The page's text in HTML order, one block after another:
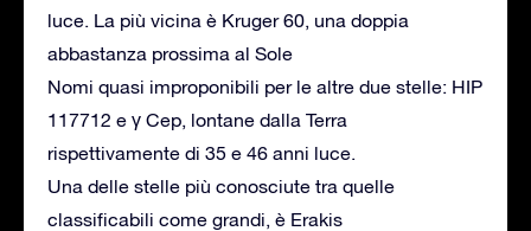
luce. La più vicina è Kruger 60, una doppia
abbastanza prossima al Sole
Nomi quasi improponibili per le altre due stelle: HIP
117712 e γ Cep, lontane dalla Terra
rispettivamente di 35 e 46 anni luce.
Una delle stelle più conosciute tra quelle
classificabili come grandi, è Erakis